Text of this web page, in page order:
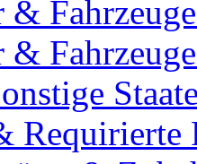
&
&
Requirierte